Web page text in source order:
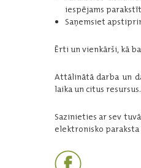
iespējams
Saņemsiet
Ērti un vienkārši, kā
Attālinātā darba un
laika un citus resursus.
Sazinieties ar sev
elektronisko paraksta